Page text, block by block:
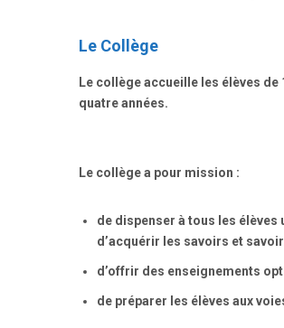
Le Collège
Le collège accueille les élèves
quatre années.
Le collège a pour mission :
de dispenser à tous les
d’acquérir les savoirs et
d’offrir des enseignements
de préparer les élèves aux